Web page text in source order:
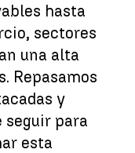
hasta
sectores
una alta
Repasamos
y
seguir para
esta